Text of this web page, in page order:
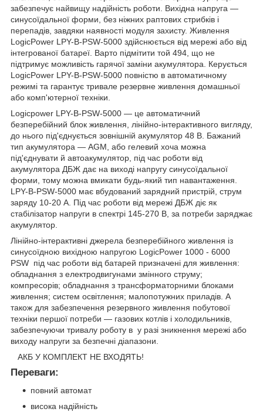
забезпечує найвищу надійність роботи. Вихідна напруга —
синусоїдальної форми, без ніжних раптових стрибків і
перепадів, завдяки наявності модуля захисту. Живлення
LogicPower LPY-B-PSW-5000 здійснюється від мережі або від
інтегрованої батареї. Варто підмітити той 494, що не
підтримує можливість гарячої заміни акумулятора. Керується
LogicPower LPY-B-PSW-5000 повністю в автоматичному
режимі та гарантує тривале резервне живлення домашньої
або комп'ютерної техніки.
Logicpower LPY-B-PSW-5000 — це автоматичний
безперебійний блок живлення, лінійно-інтерактивного вигляду,
до нього під'єднується зовнішній акумулятор 48 В. Бажаний
тип акумулятора — AGM, або гелевий хоча можна
під'єднувати й автоакумулятор, під час роботи від
акумулятора ДБЖ дає на виході напругу синусоїдальної
форми, тому можна вмикати будь-який тип навантаження.
LPY-B-PSW-5000 має вбудований зарядний пристрій, струм
заряду 10-20 А. Під час роботи від мережі ДБЖ діє як
стабілізатор напруги в спектрі 145-270 В, за потреби заряджає
акумулятор.
Лінійно-інтерактивні джерела безперебійного живлення із
синусоїдною вихідною напругою LogicPower 1000 - 6000
PSW під час роботи від батарей призначені для живлення:
обладнання з електродвигунами змінного струму;
компресорів; обладнання з трансформаторними блоками
живлення; систем освітлення; малопотужних приладів. А
також для забезпечення резервного живлення побутової
техніки першої потреби — газових котлів і холодильників,
забезпечуючи тривалу роботу в у разі зникнення мережі або
виходу напруги за безпечні діапазони.
АКБ У КОМПЛЕКТ НЕ ВХОДЯТЬ!
Переваги:
повний автомат
висока надійність